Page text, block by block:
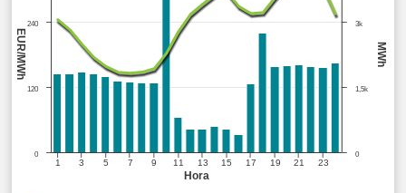
Hora
MWh
EUR/MWh
1 3 5 7 9 11 13 15 17 19 21 23
0
1,5k
3k
0
120
240